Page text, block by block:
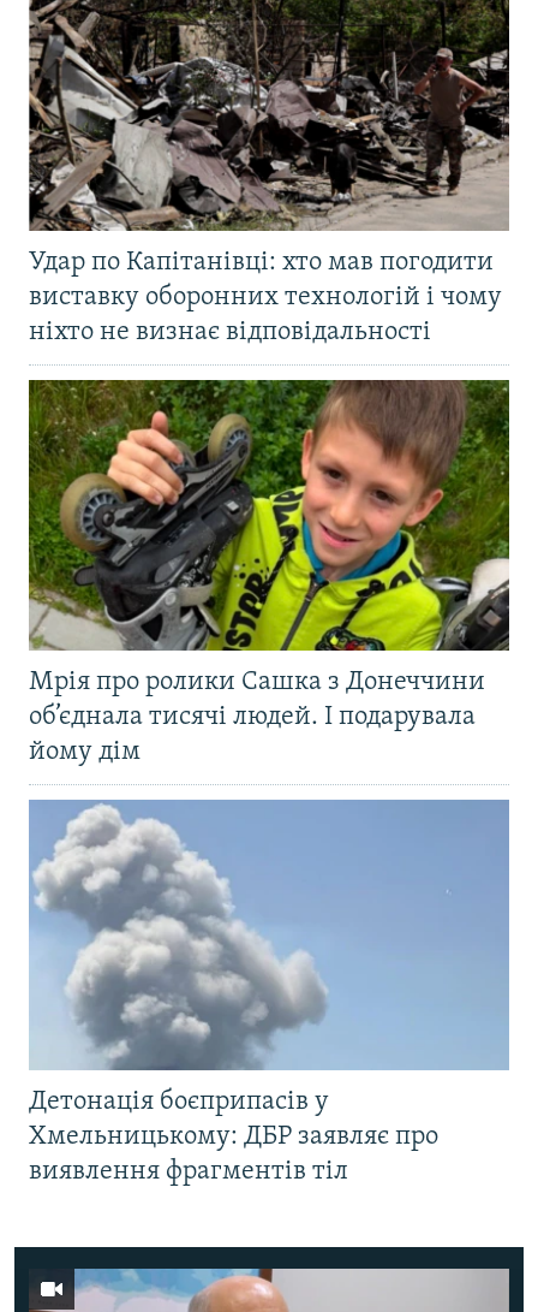
Удар по Капітанівці: хто мав погодити
виставку оборонних технологій і чому
ніхто не визнає відповідальності
Мрія про ролики Сашка з Донеччини
об’єднала тисячі людей. І подарувала
йому дім
Детонація боєприпасів у
Хмельницькому: ДБР заявляє про
виявлення фрагментів тіл